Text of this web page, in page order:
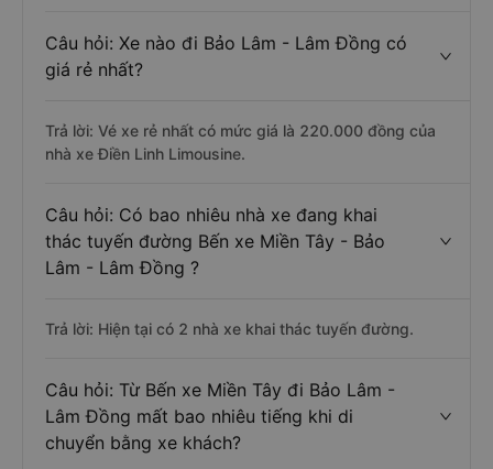
Câu hỏi: Xe nào đi Bảo Lâm - Lâm Đồng có
giá rẻ nhất?
Trả lời: Vé xe rẻ nhất có mức giá là 220.000 đồng của
nhà xe Điền Linh Limousine.
Câu hỏi: Có bao nhiêu nhà xe đang khai
thác tuyến đường Bến xe Miền Tây - Bảo
Lâm - Lâm Đồng ?
Trả lời: Hiện tại có 2 nhà xe khai thác tuyến đường.
Câu hỏi: Từ Bến xe Miền Tây đi Bảo Lâm -
Lâm Đồng mất bao nhiêu tiếng khi di
chuyển bằng xe khách?